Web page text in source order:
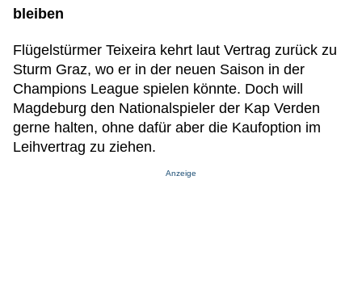
bleiben
Flügelstürmer Teixeira kehrt laut Vertrag zurück zu
Sturm Graz, wo er in der neuen Saison in der
Champions League spielen könnte. Doch will
Magdeburg den Nationalspieler der Kap Verden
gerne halten, ohne dafür aber die Kaufoption im
Leihvertrag zu ziehen.
Anzeige